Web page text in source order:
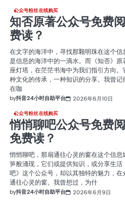
公众号粉丝在线购买
知否原著公众号免费
费读？
在文字的海洋中，寻找那颗明珠在这个
是信息的海洋中的一滴水。而《知否》
座灯塔，在茫茫书海中为我们指引方向
种文化的传承，一种知识的分享。我曾
在咖
by抖音24小时自助平台 2026年6月10日
公众号粉丝在线购买
悄悄聊吧公众号免费
免费读？
悄悄聊吧，那扇通往心灵的窗在这个信
笋般涌现，它们或提供知识，或分享生
吧》这个公众号，却以其独特的魅力，
通往心灵的窗。我曾想过，为什
by抖音24小时自助平台 2026年6月9日